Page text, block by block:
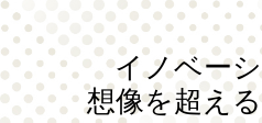
イノベー
想像を超え